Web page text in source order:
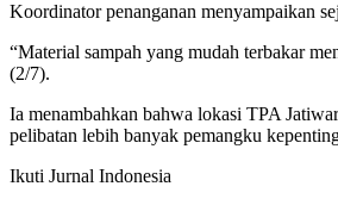
Koordinator penanganan menyampaikan
“Material sampah yang mudah terbakar
(2/7).
Ia menambahkan bahwa lokasi TPA
pelibatan lebih banyak pemangku
Ikuti Jurnal Indonesia